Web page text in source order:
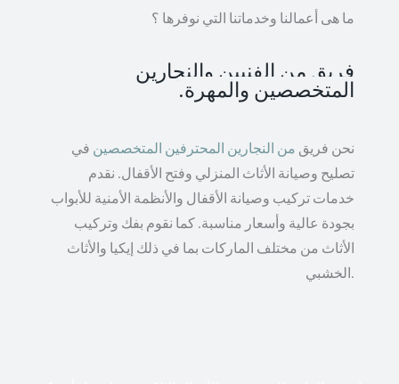
ما هى أعمالنا وخدماتنا التي نوفرها ؟
فريق من الفنيين والنجارين
المتخصصين والمهرة.
نحن فريق من النجارين المحترفين المتخصصين في
تصليح وصيانة الأثاث المنزلي وفتح الأقفال. نقدم
خدمات تركيب وصيانة الأقفال والأنظمة الأمنية للأبواب
بجودة عالية وأسعار مناسبة. كما نقوم بفك وتركيب
الأثاث من مختلف الماركات بما في ذلك إيكيا والأثاث
الخشبي.